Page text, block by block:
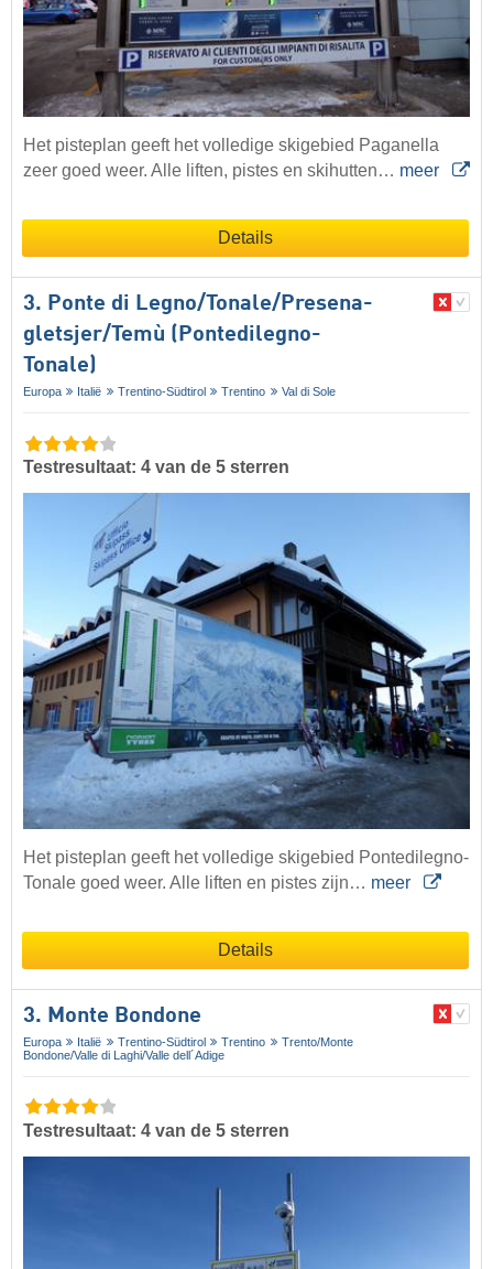
Het pisteplan geeft het volledige skigebied Paganella
zeer goed weer. Alle liften, pistes en skihutten… meer
Details
3. Ponte di Legno/​​Tonale/​​Presena-
gletsjer/​​Temù (Pontedilegno-
Tonale)
Europa Italië Trentino-Südtirol Trentino Val di Sole
Testresultaat: 4 van de 5 sterren
Het pisteplan geeft het volledige skigebied Pontedilegno-
Tonale goed weer. Alle liften en pistes zijn… meer
Details
3. Monte Bondone
Europa Italië Trentino-Südtirol Trentino
Trento/​Monte
Bondone/​Valle di Laghi/​Valle dell´Adige
Testresultaat: 4 van de 5 sterren